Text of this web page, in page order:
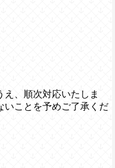
、順次対応いたしま
いことを予めご了承くだ